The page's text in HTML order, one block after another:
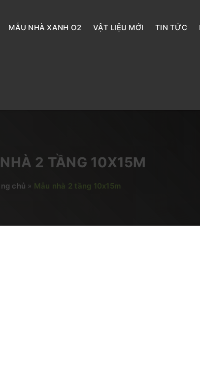
MẪU NHÀ XANH O2 VẬT LIỆU MỚI TIN TỨC
2 TẦNG 10X15M
chủ » Mẫu nhà 2 tầng 10x15m